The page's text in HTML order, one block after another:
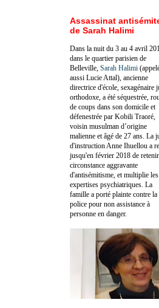
Assassinat
de Sarah Halimi
Dans la nuit du 3 au 4 avril
dans le quartier parisien de
Belleville, Sarah Halimi
aussi Lucie Attal), ancienne
directrice d'école, sexagénaire
orthodoxe, a été séquestrée,
de coups dans son domicile et
défenestrée par Kobili Traoré,
voisin musulman d’origine
malienne et âgé de 27 ans. La
d'instruction Anne Ihuellou a
jusqu'en février 2018 de
circonstance aggravante
d'antisémitisme, et multiplie les
expertises psychiatriques. La
famille a porté plainte contre la
police pour non assistance à
personne en danger.